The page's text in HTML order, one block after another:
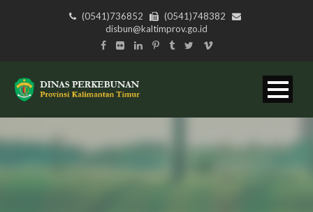
(0541)736852
(0541)748382
disbun@kaltimprov.go.id